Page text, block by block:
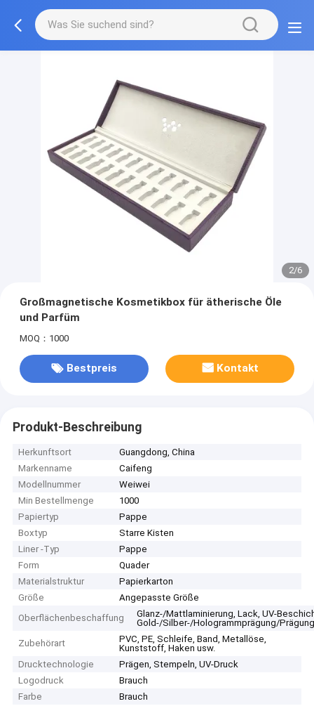
2/6
Großmagnetische Kosmetikbox für ätherische Öle
und Parfüm
MOQ：1000
Bestpreis Kontakt
Produkt-Beschreibung
Herkunftsort
Guangdong, China
Markenname
Caifeng
Modellnummer
Weiwei
Min Bestellmenge
1000
Papiertyp
Pappe
Boxtyp
Starre Kisten
Liner -Typ
Pappe
Form
Quader
Materialstruktur
Papierkarton
Größe
Angepasste Größe
Oberflächenbeschaffung
Glanz-/Mattlaminierung, Lack, UV-
Gold-/Silber-/Hologrammprägung/
Zubehörart
PVC, PE, Schleife, Band, Metallöse,
Kunststoff, Haken usw.
Drucktechnologie
Prägen, Stempeln, UV-Druck
Logodruck
Brauch
Farbe
Brauch